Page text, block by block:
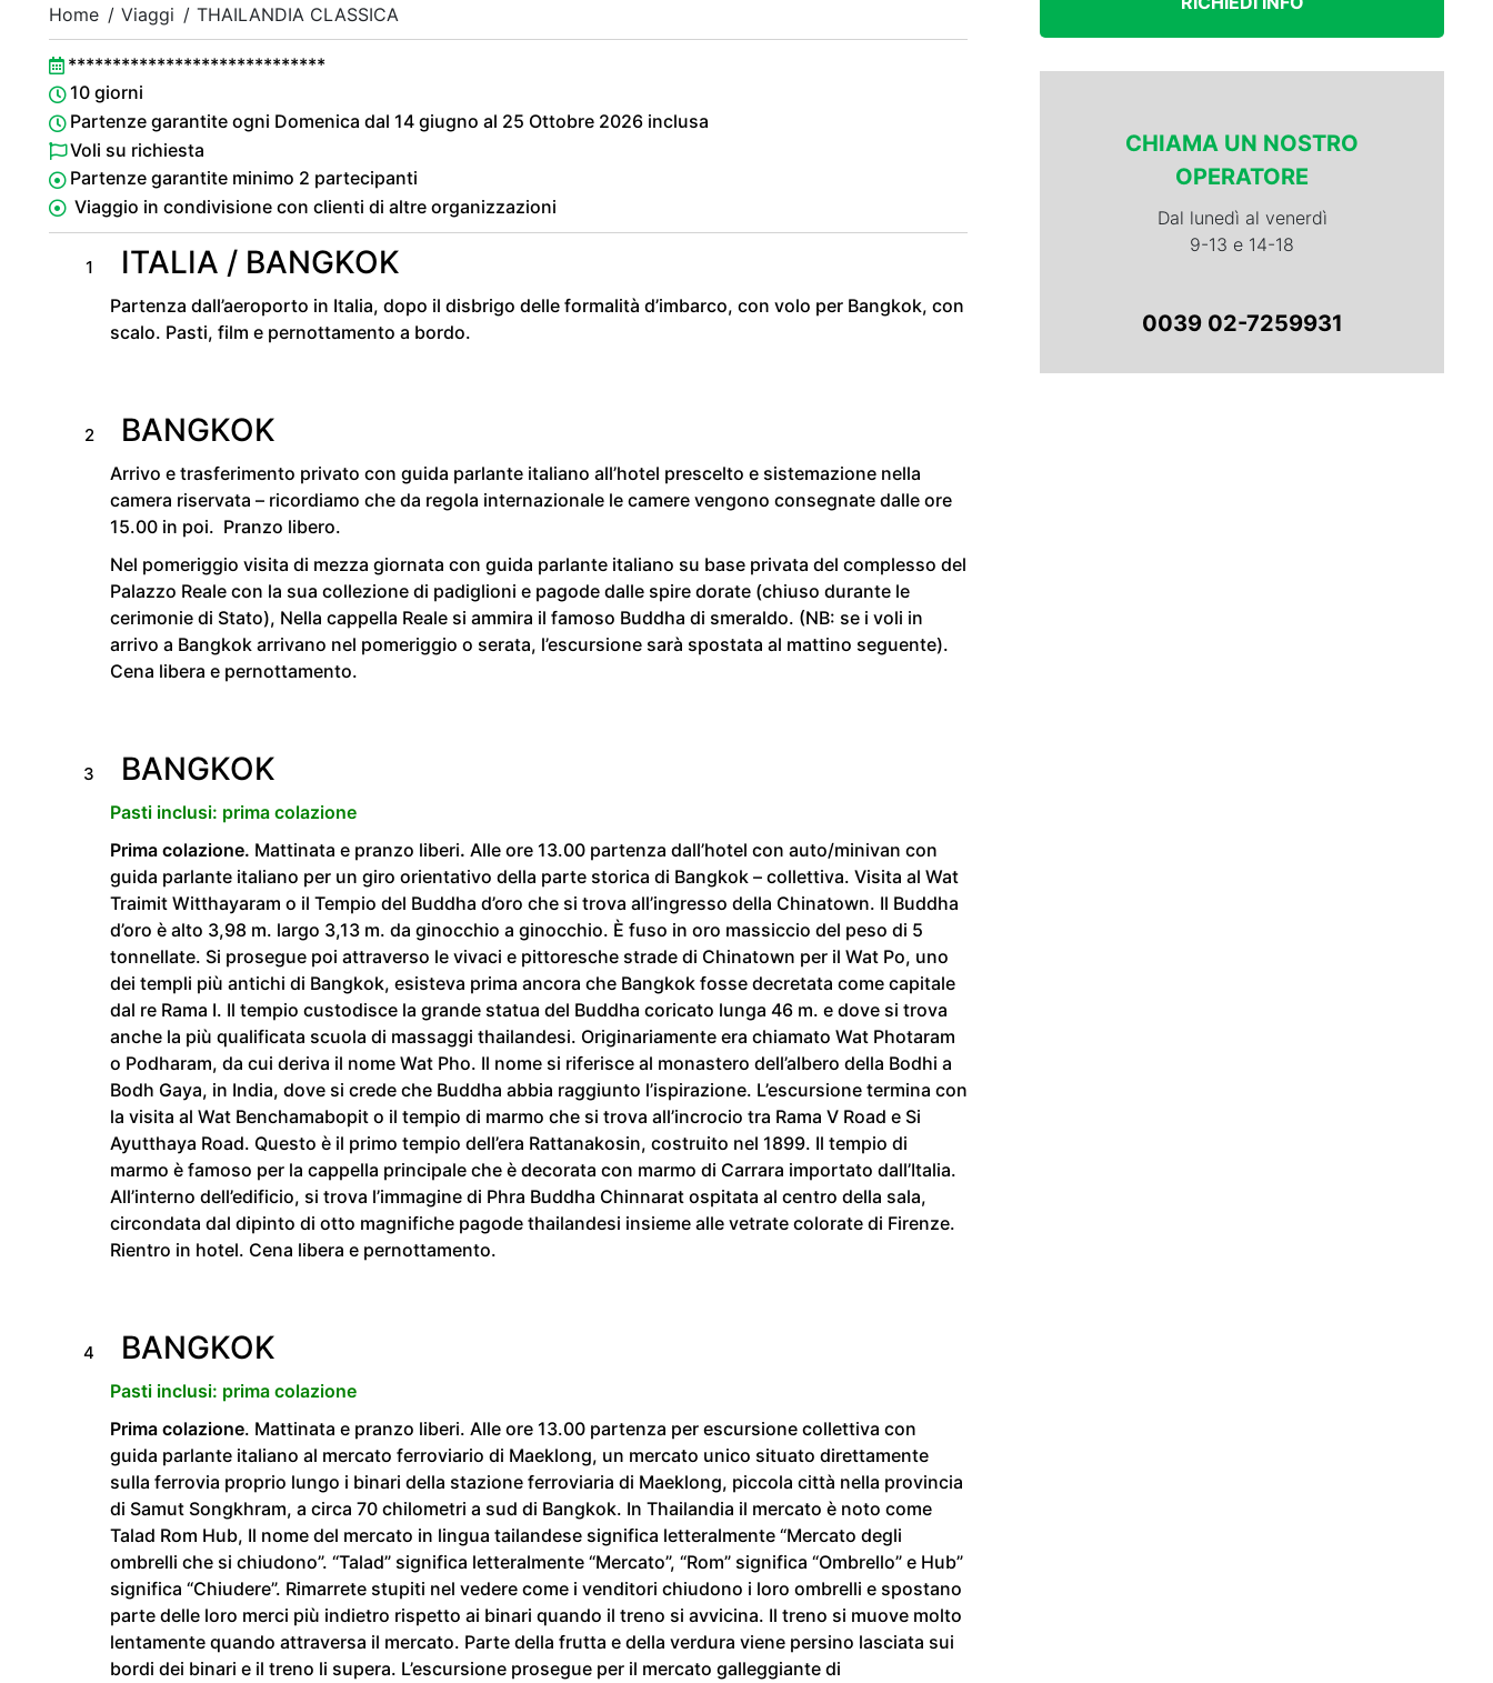
Home Viaggi THAILANDIA CLASSICA
*****************************
10 giorni
Partenze garantite ogni Domenica dal 14 giugno al 25 Ottobre 2026 inclusa
Voli su richiesta
Partenze garantite minimo 2 partecipanti
Viaggio in condivisione con clienti di altre organizzazioni
1 ITALIA / BANGKOK
Partenza dall’aeroporto in Italia, dopo il disbrigo delle formalità d’imbarco, con volo per Bangkok, con
scalo. Pasti, film e pernottamento a bordo.
2 BANGKOK
Arrivo e trasferimento privato con guida parlante italiano all’hotel prescelto e sistemazione nella
camera riservata – ricordiamo che da regola internazionale le camere vengono consegnate dalle ore
15.00 in poi. Pranzo libero.
Nel pomeriggio visita di mezza giornata con guida parlante italiano su base privata del complesso del
Palazzo Reale con la sua collezione di padiglioni e pagode dalle spire dorate (chiuso durante le
cerimonie di Stato), Nella cappella Reale si ammira il famoso Buddha di smeraldo. (NB: se i voli in
arrivo a Bangkok arrivano nel pomeriggio o serata, l’escursione sarà spostata al mattino seguente).
Cena libera e pernottamento.
3 BANGKOK
Pasti inclusi: prima colazione
Prima colazione. Mattinata e pranzo liberi. Alle ore 13.00 partenza dall’hotel con auto/minivan con
guida parlante italiano per un giro orientativo della parte storica di Bangkok – collettiva. Visita al Wat
Traimit Witthayaram o il Tempio del Buddha d’oro che si trova all’ingresso della Chinatown. Il Buddha
d’oro è alto 3,98 m. largo 3,13 m. da ginocchio a ginocchio. È fuso in oro massiccio del peso di 5
tonnellate. Si prosegue poi attraverso le vivaci e pittoresche strade di Chinatown per il Wat Po, uno
dei templi più antichi di Bangkok, esisteva prima ancora che Bangkok fosse decretata come capitale
dal re Rama I. Il tempio custodisce la grande statua del Buddha coricato lunga 46 m. e dove si trova
anche la più qualificata scuola di massaggi thailandesi. Originariamente era chiamato Wat Photaram
o Podharam, da cui deriva il nome Wat Pho. Il nome si riferisce al monastero dell’albero della Bodhi a
Bodh Gaya, in India, dove si crede che Buddha abbia raggiunto l’ispirazione. L’escursione termina con
la visita al Wat Benchamabopit o il tempio di marmo che si trova all’incrocio tra Rama V Road e Si
Ayutthaya Road. Questo è il primo tempio dell’era Rattanakosin, costruito nel 1899. Il tempio di
marmo è famoso per la cappella principale che è decorata con marmo di Carrara importato dall’Italia.
All’interno dell’edificio, si trova l’immagine di Phra Buddha Chinnarat ospitata al centro della sala,
circondata dal dipinto di otto magnifiche pagode thailandesi insieme alle vetrate colorate di Firenze.
Rientro in hotel. Cena libera e pernottamento.
4 BANGKOK
Pasti inclusi: prima colazione
Prima colazione. Mattinata e pranzo liberi. Alle ore 13.00 partenza per escursione collettiva con
guida parlante italiano al mercato ferroviario di Maeklong, un mercato unico situato direttamente
sulla ferrovia proprio lungo i binari della stazione ferroviaria di Maeklong, piccola città nella provincia
di Samut Songkhram, a circa 70 chilometri a sud di Bangkok. In Thailandia il mercato è noto come
Talad Rom Hub, Il nome del mercato in lingua tailandese significa letteralmente “Mercato degli
ombrelli che si chiudono”. “Talad” significa letteralmente “Mercato”, “Rom” significa “Ombrello” e Hub”
significa “Chiudere”. Rimarrete stupiti nel vedere come i venditori chiudono i loro ombrelli e spostano
parte delle loro merci più indietro rispetto ai binari quando il treno si avvicina. Il treno si muove molto
lentamente quando attraversa il mercato. Parte della frutta e della verdura viene persino lasciata sui
bordi dei binari e il treno li supera. L’escursione prosegue per il mercato galleggiante di
CHIAMA UN NOSTRO
OPERATORE
Dal lunedì al venerdì
9-13 e 14-18
0039 02-7259931